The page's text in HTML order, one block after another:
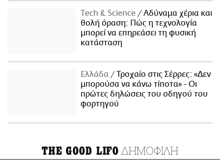
Τech & Science
Αδύναμα χέρια και
θολή όραση: Πώς η τεχνολογία
μπορεί να επηρεάσει τη φυσική
κατάσταση
Ελλάδα
Τροχαίο στις Σέρρες: «Δεν
μπορούσα να κάνω τίποτα» - Οι
πρώτες δηλώσεις του οδηγού του
φορτηγού
THE GOOD LIFO ΔΗΜΟΦΙΛΗ